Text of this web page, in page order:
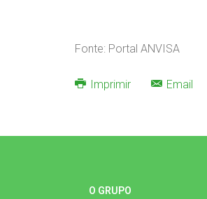
Fonte: Portal ANVISA
Imprimir Email
O GRUPO